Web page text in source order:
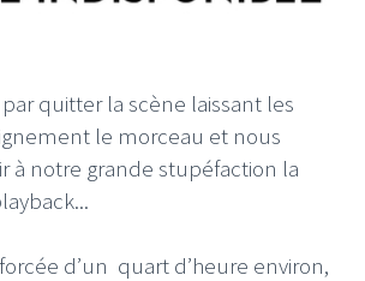
quitter la scène laissant les
le morceau et nous
à notre grande stupéfaction la
d’un quart d’heure environ,